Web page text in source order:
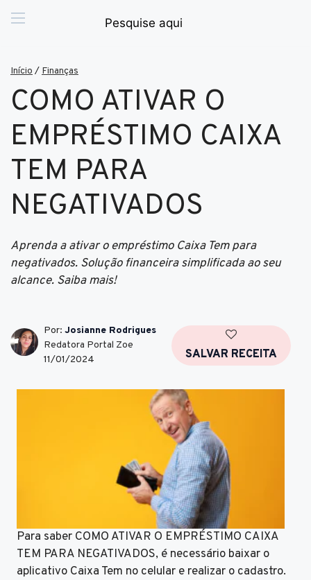
Início / Finanças
COMO ATIVAR O
EMPRÉSTIMO CAIXA
TEM PARA
NEGATIVADOS
Aprenda a ativar o empréstimo Caixa Tem para
negativados. Solução financeira simplificada ao seu
alcance. Saiba mais!
Por: Josianne Rodrigues
Redatora Portal Zoe
11/01/2024
SALVAR RECEITA
Para saber COMO ATIVAR O EMPRÉSTIMO CAIXA
TEM PARA NEGATIVADOS, é necessário baixar o
aplicativo Caixa Tem no celular e realizar o cadastro.